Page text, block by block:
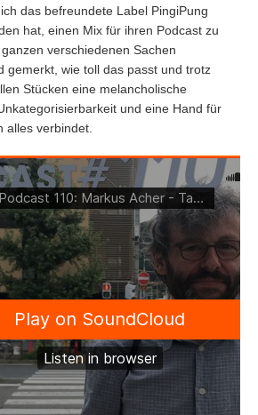
das befreundete Label PingiPung
hat, einen Mix für ihren Podcast zu
verschiedenen Sachen
gemerkt, wie toll das passt und trotz
Stücken eine melancholische
und eine Hand für
alles verbindet.